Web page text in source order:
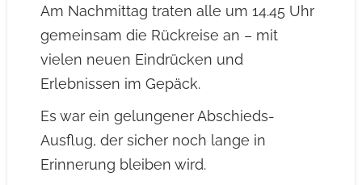
Am Nachmittag traten alle um 14.45 Uhr
gemeinsam die Rückreise an – mit
vielen neuen Eindrücken und
Erlebnissen im Gepäck.
Es war ein gelungener Abschieds-
Ausflug, der sicher noch lange in
Erinnerung bleiben wird.